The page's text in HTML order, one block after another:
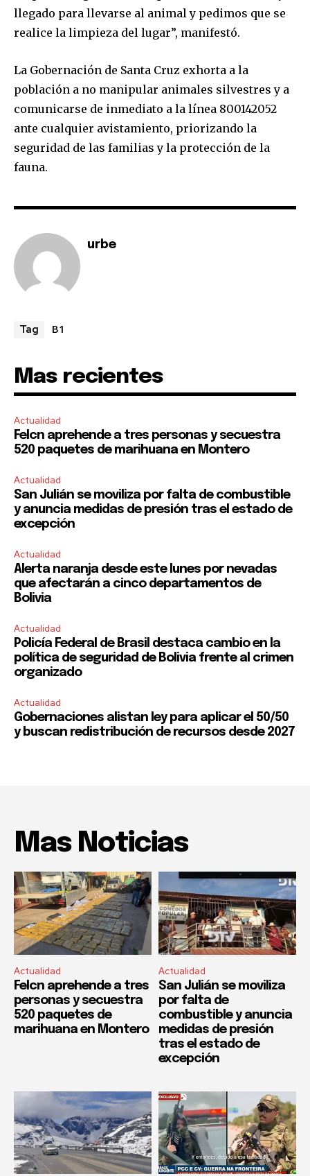
llegado para llevarse al animal y pedimos que se
realice la limpieza del lugar”, manifestó.
La Gobernación de Santa Cruz exhorta a la
población a no manipular animales silvestres y a
comunicarse de inmediato a la línea 800142052
ante cualquier avistamiento, priorizando la
seguridad de las familias y la protección de la
fauna.
urbe
Tag B1
Mas recientes
Actualidad
Felcn aprehende a tres personas y secuestra
520 paquetes de marihuana en Montero
Actualidad
San Julián se moviliza por falta de combustible
y anuncia medidas de presión tras el estado de
excepción
Actualidad
Alerta naranja desde este lunes por nevadas
que afectarán a cinco departamentos de
Bolivia
Actualidad
Policía Federal de Brasil destaca cambio en la
política de seguridad de Bolivia frente al crimen
organizado
Actualidad
Gobernaciones alistan ley para aplicar el 50/50
y buscan redistribución de recursos desde 2027
Mas Noticias
Actualidad
Felcn aprehende a tres
personas y secuestra
520 paquetes de
marihuana en Montero
Actualidad
San Julián se moviliza
por falta de
combustible y anuncia
medidas de presión
tras el estado de
excepción